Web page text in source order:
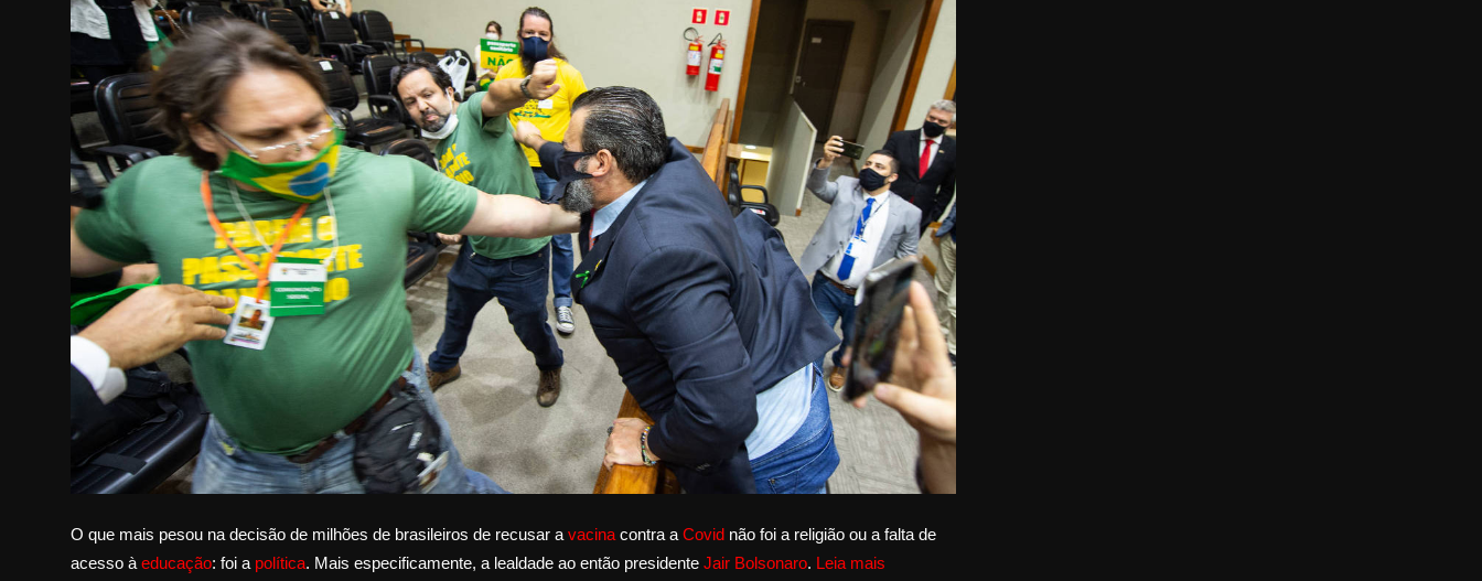
Educação
Justiça
Política
Esportes
Fama e TV
FALE CONOSCO
O que mais pesou na decisão de milhões de brasileiros de recusar a vacina contra a Covid não foi a religião ou a falta de
acesso à educação: foi a política. Mais especificamente, a lealdade ao então presidente Jair Bolsonaro. Leia mais